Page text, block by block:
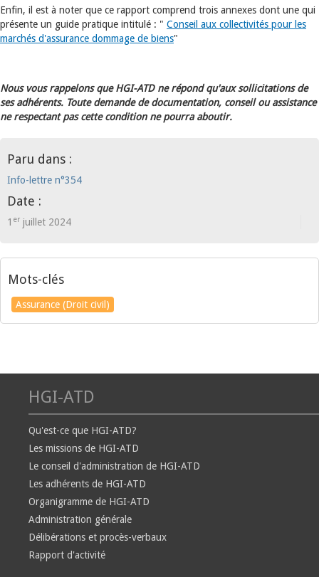
Enfin, il est à noter que ce rapport comprend trois annexes dont une qui
présente un guide pratique intitulé : " Conseil aux collectivités pour les
marchés d'assurance dommage de biens"
Nous vous rappelons que HGI-ATD ne répond qu'aux sollicitations de
ses adhérents. Toute demande de documentation, conseil ou assistance
ne respectant pas cette condition ne pourra aboutir.
Paru dans :
Info-lettre n°354
Date :
1 er juillet 2024
Mots-clés
Assurance (Droit civil)
HGI-ATD
Qu'est-ce que HGI-ATD?
Les missions de HGI-ATD
Le conseil d'administration de HGI-ATD
Les adhérents de HGI-ATD
Organigramme de HGI-ATD
Administration générale
Délibérations et procès-verbaux
Rapport d'activité